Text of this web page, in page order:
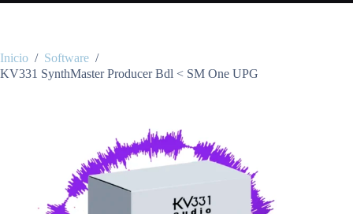
Inicio / Software /
KV331 SynthMaster Producer Bdl < SM One UPG